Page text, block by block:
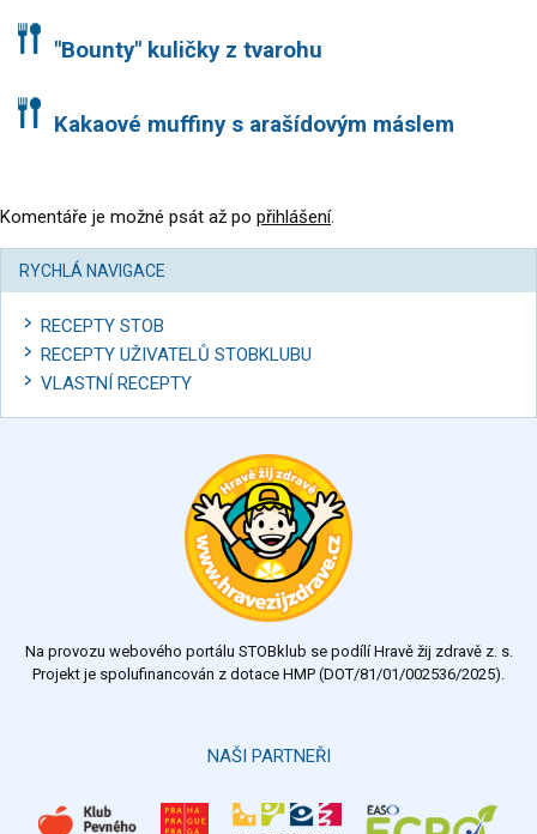
"Bounty" kuličky z tvarohu
Kakaové muffiny s arašídovým máslem
Komentáře je možné psát až po přihlášení.
RYCHLÁ NAVIGACE
RECEPTY STOB
RECEPTY UŽIVATELŮ STOBKLUBU
VLASTNÍ RECEPTY
Na provozu webového portálu STOBklub se podílí Hravě žij zdravě z. s.
Projekt je spolufinancován z dotace HMP (DOT/81/01/002536/2025).
NAŠI PARTNEŘI